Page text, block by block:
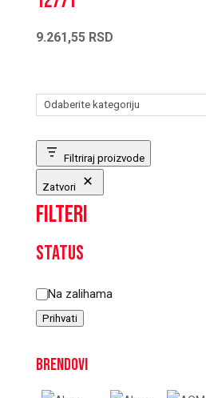
9.261,55 RSD
Odaberite
Filtriraj proizvode
Zatvori
Filteri
Status
Status
Na zalihama
Prihvati
Brendovi